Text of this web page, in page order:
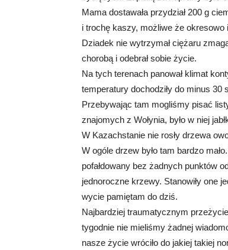
Mama dostawała przydział 200 g
i trochę kaszy, możliwe że okresowo
Dziadek nie wytrzymał ciężaru
chorobą i odebrał sobie życie.
Na tych terenach panował klimat
temperatury dochodziły do minus 30
Przebywając tam mogliśmy pisać
znajomych z Wołynia, było w niej
W Kazachstanie nie rosły drzewa
W ogóle drzew było tam bardzo
pofałdowany bez żadnych punktów
jednoroczne krzewy. Stanowiły one
wycie pamiętam do dziś.
Najbardziej traumatycznym
tygodnie nie mieliśmy żadnej
nasze życie wróciło do jakiej takiej